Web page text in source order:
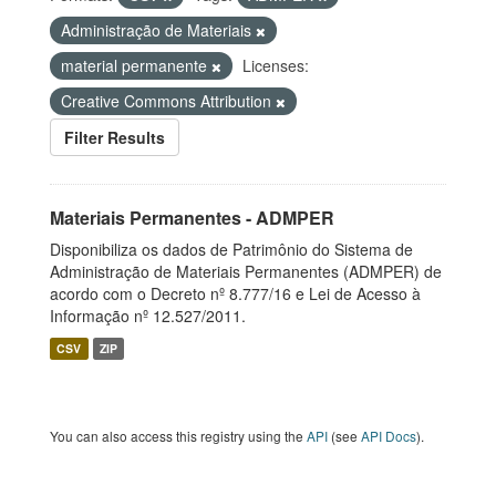
Administração de Materiais
material permanente
Licenses:
Creative Commons Attribution
Filter Results
Materiais Permanentes - ADMPER
Disponibiliza os dados de Patrimônio do Sistema de
Administração de Materiais Permanentes (ADMPER) de
acordo com o Decreto nº 8.777/16 e Lei de Acesso à
Informação nº 12.527/2011.
CSV ZIP
You can also access this registry using the API (see API Docs).